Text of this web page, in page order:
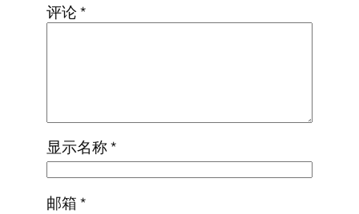
评论*
显示名称*
邮箱*